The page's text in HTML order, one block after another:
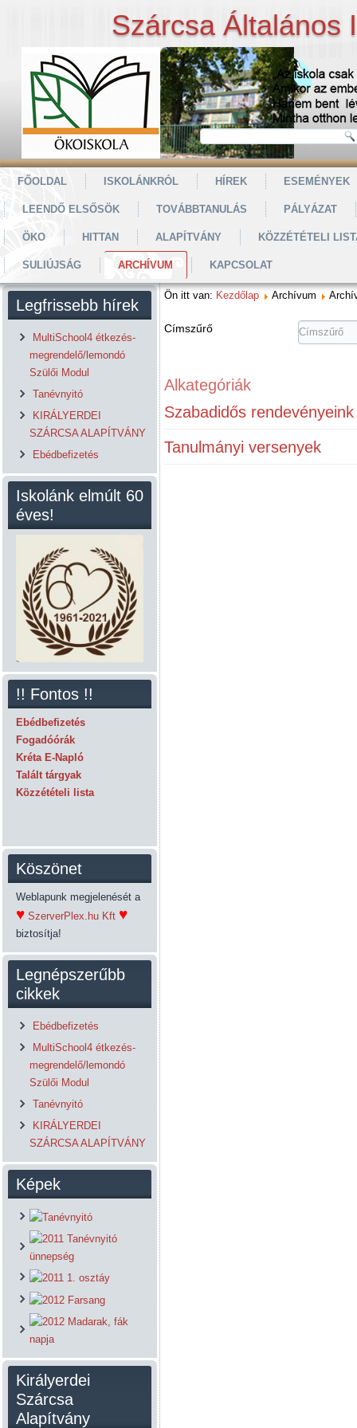
Szárcsa Általános
FŐOLDAL ISKOLÁNKRÓL HÍREK ESEMÉNYEK
LEENDŐ ELSŐSÖK TOVÁBBTANULÁS PÁLYÁZAT
ÖKO HITTAN ALAPÍTVÁNY KÖZZÉTÉTELI
SULIÚJSÁG ARCHÍVUM KAPCSOLAT
Legfrissebb hírek
MultiSchool4 étkezés-
megrendelő/lemondó
Szülői Modul
Tanévnyitó
KIRÁLYERDEI
SZÁRCSA ALAPÍTVÁNY
Ebédbefizetés
Iskolánk elmúlt 60
éves!
!! Fontos !!
Ebédbefizetés
Fogadóórák
Kréta E-Napló
Talált tárgyak
Közzétételi lista
Köszönet
Weblapunk megjelenését a
♥ SzerverPlex.hu Kft ♥
biztosítja!
Legnépszerűbb
cikkek
Ebédbefizetés
MultiSchool4 étkezés-
megrendelő/lemondó
Szülői Modul
Tanévnyitó
KIRÁLYERDEI
SZÁRCSA ALAPÍTVÁNY
Képek
Királyerdei
Szárcsa
Alapítvány
Ön itt van: Kezdőlap Archívum
Címszűrő
Alkategóriák
Szabadidős rendevényeink
Tanulmányi versenyek